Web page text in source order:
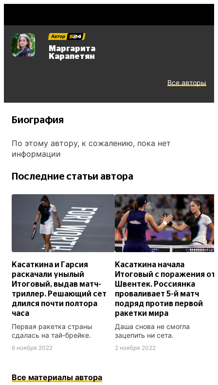
Автор
Маргарита
Карапетян
Все авторы
Биография
По этому автору, к сожалению, пока нет
информации
Последние статьи автора
Касаткина и Гарсия
раскачали унылый
Итоговый, выдав матч-
триллер. Решающий сет
длился почти полтора
часа
Первая ракетка страны
сдалась на тай-брейке.
6 ноября 2022
Касаткина начала
Итоговый с поражения от
Швентек. Россиянка
проваливает 5-й матч
подряд против первой
ракетки мира
Даша снова не смогла
зацепить ни сета.
2 ноября 2022
Все материалы автора